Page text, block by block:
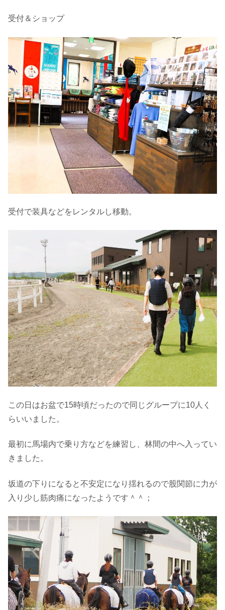
受付＆ショップ
受付で装具などをレンタルし移動。
この日はお盆で15時頃だったので同じグループに10人く
らいいました。
最初に馬場内で乗り方などを練習し、林間の中へ入ってい
きました。
坂道の下りになると不安定になり揺れるので股関節に力が
入り少し筋肉痛になったようです＾＾；